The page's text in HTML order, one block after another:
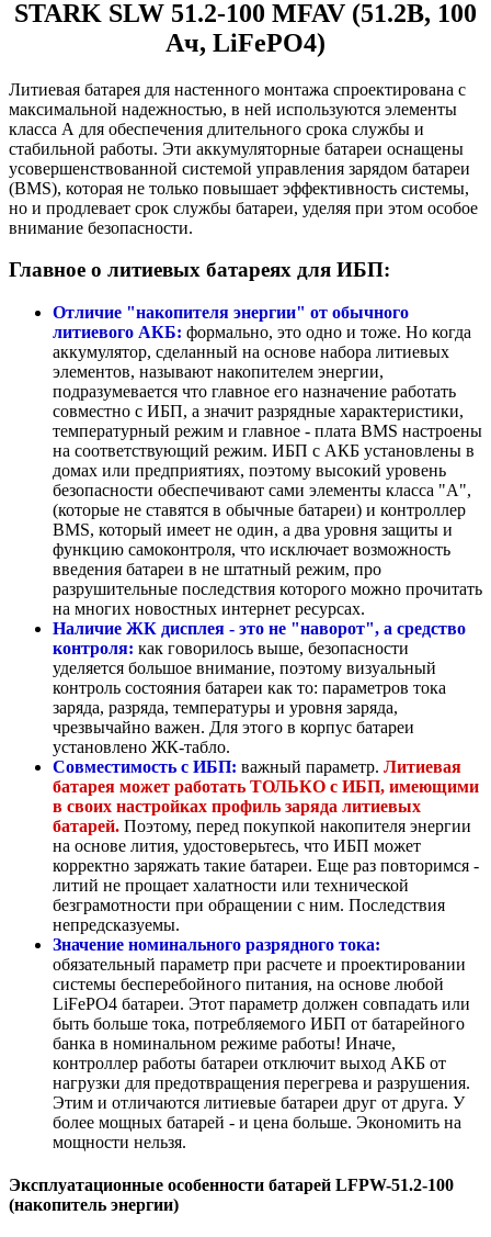
STARK SLW 51.2-100 MFAV (51.2В, 100
Ач, LiFePO4)
Литиевая батарея для настенного монтажа спроектирована с
максимальной надежностью, в ней используются элементы
класса А для обеспечения длительного срока службы и
стабильной работы. Эти аккумуляторные батареи оснащены
усовершенствованной системой управления зарядом батареи
(BMS), которая не только повышает эффективность системы,
но и продлевает срок службы батареи, уделяя при этом особое
внимание безопасности.
Главное о литиевых батареях для ИБП:
Отличие "накопителя энергии" от обычного
литиевого АКБ: формально, это одно и тоже. Но когда
аккумулятор, сделанный на основе набора литиевых
элементов, называют накопителем энергии,
подразумевается что главное его назначение работать
совместно с ИБП, а значит разрядные характеристики,
температурный режим и главное - плата BMS настроены
на соответствующий режим. ИБП с АКБ установлены в
домах или предприятиях, поэтому высокий уровень
безопасности обеспечивают сами элементы класса "А",
(которые не ставятся в обычные батареи) и контроллер
BMS, который имеет не один, а два уровня защиты и
функцию самоконтроля, что исключает возможность
введения батареи в не штатный режим, про
разрушительные последствия которого можно прочитать
на многих новостных интернет ресурсах.
Наличие ЖК дисплея - это не "наворот", а средство
контроля: как говорилось выше, безопасности
уделяется большое внимание, поэтому визуальный
контроль состояния батареи как то: параметров тока
заряда, разряда, температуры и уровня заряда,
чрезвычайно важен. Для этого в корпус батареи
установлено ЖК-табло.
Совместимость с ИБП: важный параметр. Литиевая
батарея может работать ТОЛЬКО с ИБП, имеющими
в своих настройках профиль заряда литиевых
батарей. Поэтому, перед покупкой накопителя энергии
на основе лития, удостоверьтесь, что ИБП может
корректно заряжать такие батареи. Еще раз повторимся -
литий не прощает халатности или технической
безграмотности при обращении с ним. Последствия
непредсказуемы.
Значение номинального разрядного тока:
обязательный параметр при расчете и проектировании
системы бесперебойного питания, на основе любой
LiFePO4 батареи. Этот параметр должен совпадать или
быть больше тока, потребляемого ИБП от батарейного
банка в номинальном режиме работы! Иначе,
контроллер работы батареи отключит выход АКБ от
нагрузки для предотвращения перегрева и разрушения.
Этим и отличаются литиевые батареи друг от друга. У
более мощных батарей - и цена больше. Экономить на
мощности нельзя.
Эксплуатационные особенности батарей LFPW-51.2-100
(накопитель энергии)